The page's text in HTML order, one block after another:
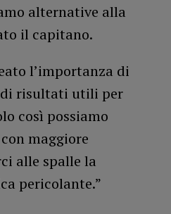
alternative alla
il capitano.
l’importanza di
di risultati utili per
così possiamo
maggiore
alle spalle la
pericolante.”